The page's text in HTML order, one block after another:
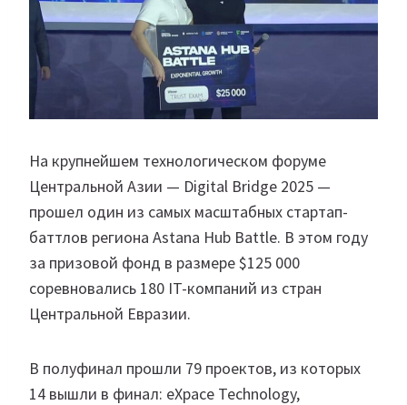
На крупнейшем технологическом форуме
Центральной Азии — Digital Bridge 2025 —
прошел один из самых масштабных стартап-
баттлов региона Astana Hub Battle. В этом году
за призовой фонд в размере $125 000
соревновались 180 IT-компаний из стран
Центральной Евразии.
В полуфинал прошли 79 проектов, из которых
14 вышли в финал: eXpace Technology,